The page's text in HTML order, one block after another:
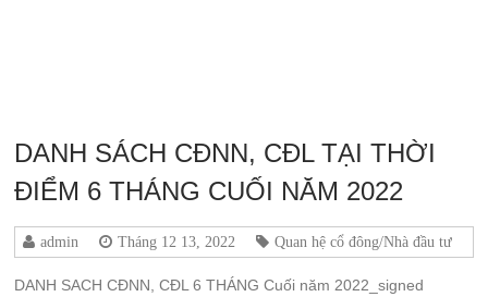
DANH SÁCH CĐNN, CĐL TẠI THỜI
ĐIỂM 6 THÁNG CUỐI NĂM 2022
admin Tháng 12 13, 2022 Quan hệ cổ đông/Nhà đầu tư
DANH SACH CĐNN, CĐL 6 THÁNG Cuối năm 2022_signed